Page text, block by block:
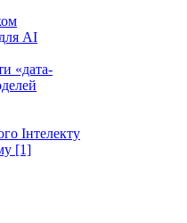
AI
«дата-
Інтелекту
[1]